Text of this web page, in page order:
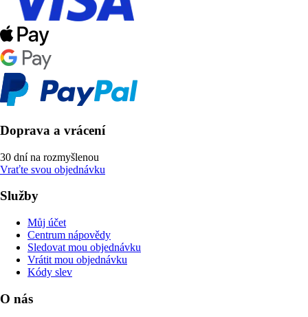
Doprava a vrácení
30 dní na rozmyšlenou
Vraťte svou objednávku
Služby
Můj účet
Centrum nápovědy
Sledovat mou objednávku
Vrátit mou objednávku
Kódy slev
O nás